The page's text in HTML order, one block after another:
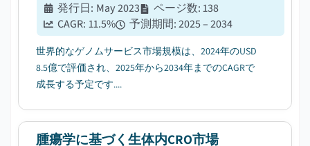
発行日: May 2023 ページ数:138
CAGR: 11.5% 予測期間:2025 – 2034
世界的なゲノムサービス市場規模は、2024年のUSD
8.5億で評価され、2025年から2034年までのCAGRで
成長する予定です....
腫瘍学に基づく生体内CRO市場